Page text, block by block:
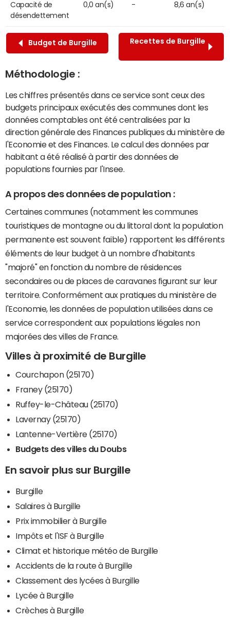
Capacité de
désendettement
0,0 an(s) - 8,6 an(s)
Budget de Burgille Recettes de Burgille
Méthodologie :
Les chiffres présentés dans ce service sont ceux des
budgets principaux exécutés des communes dont les
données comptables ont été centralisées par la
direction générale des Finances publiques du ministère de
l'Economie et des Finances. Le calcul des données par
habitant a été réalisé à partir des données de
populations fournies par l'Insee.
A propos des données de population :
Certaines communes (notamment les communes
touristiques de montagne ou du littoral dont la population
permanente est souvent faible) rapportent les différents
éléments de leur budget à un nombre d'habitants
"majoré" en fonction du nombre de résidences
secondaires ou de places de caravanes figurant sur leur
territoire. Conformément aux pratiques du ministère de
l'Economie, les données de population utilisées dans ce
service correspondent aux populations légales non
majorées des villes de France.
Villes à proximité de Burgille
Courchapon (25170)
Franey (25170)
Ruffey-le-Château (25170)
Lavernay (25170)
Lantenne-Vertière (25170)
Budgets des villes du Doubs
En savoir plus sur Burgille
Burgille
Salaires à Burgille
Prix immobilier à Burgille
Impôts et l'ISF à Burgille
Climat et historique météo de Burgille
Accidents de la route à Burgille
Classement des lycées à Burgille
Lycée à Burgille
Crèches à Burgille